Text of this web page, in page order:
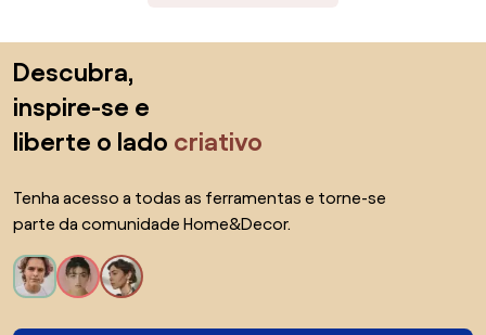
Descubra,
inspire-se e
liberte o lado criativo
Tenha acesso a todas as ferramentas e torne-se
parte da comunidade Home&Decor.